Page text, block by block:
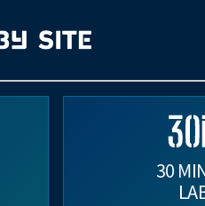
30